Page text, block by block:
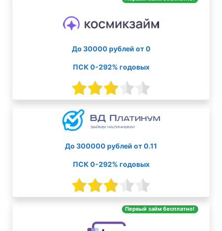
До 30000 рублей от 0
ПСК 0-292% годовых
До 300000 рублей от 0.11
ПСК 0-292% годовых
Первый займ бесплатно!